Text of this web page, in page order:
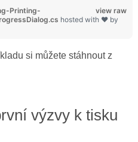
view raw
Printing-
hosted with ❤ by
si můžete stáhnout z
výzvy k tisku